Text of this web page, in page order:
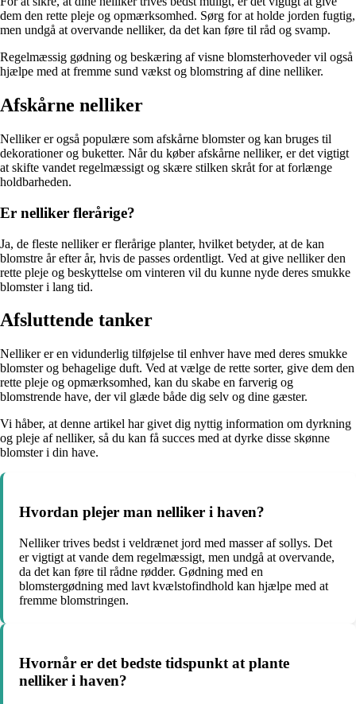
dem den rette pleje og opmærksomhed. Sørg for at holde jorden fugtig,
men undgå at overvande nelliker, da det kan føre til råd og svamp.
Regelmæssig gødning og beskæring af visne blomsterhoveder vil også
hjælpe med at fremme sund vækst og blomstring af dine nelliker.
Afskårne nelliker
Nelliker er også populære som afskårne blomster og kan bruges til
dekorationer og buketter. Når du køber afskårne nelliker, er det vigtigt
at skifte vandet regelmæssigt og skære stilken skråt for at forlænge
holdbarheden.
Er nelliker flerårige?
Ja, de fleste nelliker er flerårige planter, hvilket betyder, at de kan
blomstre år efter år, hvis de passes ordentligt. Ved at give nelliker den
rette pleje og beskyttelse om vinteren vil du kunne nyde deres smukke
blomster i lang tid.
Afsluttende tanker
Nelliker er en vidunderlig tilføjelse til enhver have med deres smukke
blomster og behagelige duft. Ved at vælge de rette sorter, give dem den
rette pleje og opmærksomhed, kan du skabe en farverig og
blomstrende have, der vil glæde både dig selv og dine gæster.
Vi håber, at denne artikel har givet dig nyttig information om dyrkning
og pleje af nelliker, så du kan få succes med at dyrke disse skønne
blomster i din have.
Hvordan plejer man nelliker i haven?
Nelliker trives bedst i veldrænet jord med masser af sollys. Det
er vigtigt at vande dem regelmæssigt, men undgå at overvande,
da det kan føre til rådne rødder. Gødning med en
blomstergødning med lavt kvælstofindhold kan hjælpe med at
fremme blomstringen.
Hvornår er det bedste tidspunkt at plante
nelliker i haven?